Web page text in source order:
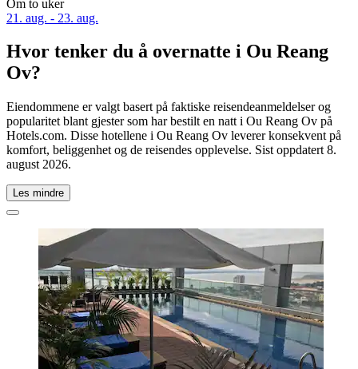
Om to uker
21. aug. - 23. aug.
Hvor tenker du å overnatte i Ou Reang
Ov?
Eiendommene er valgt basert på faktiske reisendeanmeldelser og
popularitet blant gjester som har bestilt en natt i Ou Reang Ov på
Hotels.com. Disse hotellene i Ou Reang Ov leverer konsekvent på
komfort, beliggenhet og de reisendes opplevelse. Sist oppdatert 8.
august 2026.
Les mindre